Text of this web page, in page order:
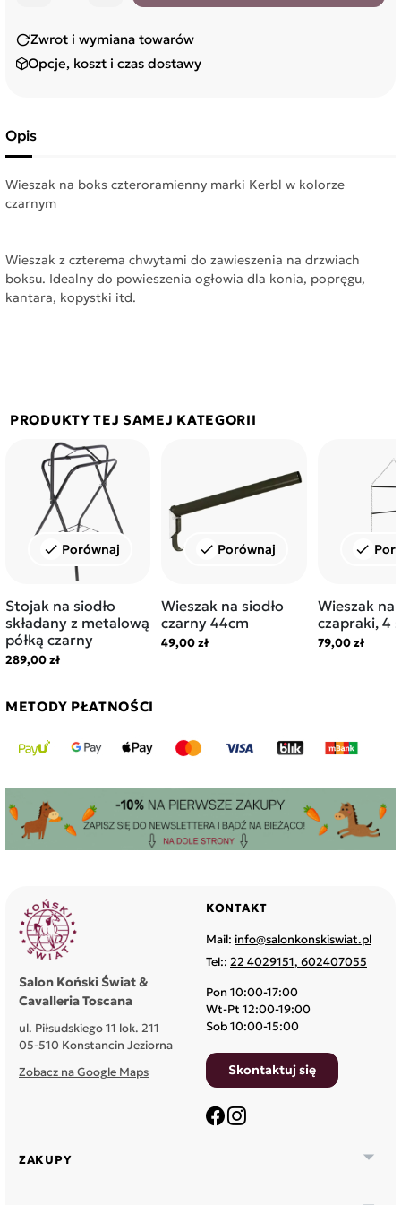
Zwrot i wymiana towarów
Opcje, koszt i czas dostawy
Opis
Wieszak na boks czteroramienny marki Kerbl w kolorze
czarnym
Wieszak z czterema chwytami do zawieszenia na drzwiach
boksu. Idealny do powieszenia ogłowia dla konia, popręgu,
kantara, kopystki itd.
PRODUKTY TEJ SAMEJ KATEGORII
check Porównaj
Stojak na siodło
składany z metalową
półką czarny
289,00 zł
check Porównaj
Wieszak na siodło
czarny 44cm
49,00 zł
check
Wieszak na
czapraki, 4
79,00 zł
METODY PŁATNOŚCI
Salon Koński Świat &
Cavalleria Toscana
ul. Piłsudskiego 11 lok. 211
05-510 Konstancin Jeziorna
Zobacz na Google Maps
ZAKUPY 
KONTAKT
Mail: info@salonkonskiswiat.pl
Tel:: 22 4029151, 602407055
Pon 10:00-17:00
Wt-Pt 12:00-19:00
Sob 10:00-15:00
Skontaktuj się